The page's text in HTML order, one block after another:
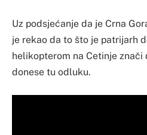
Uz podsjećanje da je Crna
je rekao da to što je patrijarh
helikopterom na Cetinje znači
donese tu odluku.